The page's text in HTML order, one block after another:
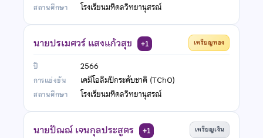
โรงเรียนมหิดลวิทยานุสรณ์
นายปรเมศวร์ แสงแก้วสุข +1
2566
เคมีโอลิมปิกระดับชาติ (TChO)
เหรียญทอง
โรงเรียนมหิดลวิทยานุสรณ์
นายปัณณ์ เจนกุลประสูตร +1 เหรียญเงิน